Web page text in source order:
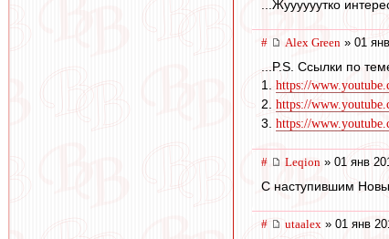
...Жуууууутко
# Alex Green » 01
...P.S. Ссылки по
1. https://
2. https://
3. https://
# Leqion » 01 янв
С наступившим
# utaalex » 01 янв